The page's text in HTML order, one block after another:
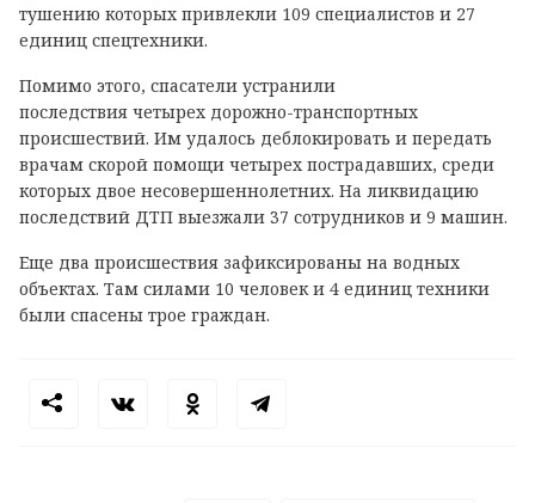
тушению которых привлекли 109 специалистов и 27
единиц спецтехники.
Помимо этого, спасатели устранили
последствия четырех дорожно-транспортных
происшествий. Им удалось деблокировать и передать
врачам скорой помощи четырех пострадавших, среди
которых двое несовершеннолетних. На ликвидацию
последствий ДТП выезжали 37 сотрудников и 9 машин.
Еще два происшествия зафиксированы на водных
объектах. Там силами 10 человек и 4 единиц техники
были спасены трое граждан.